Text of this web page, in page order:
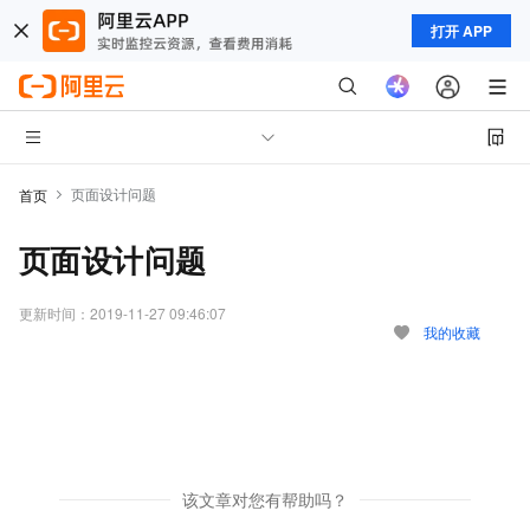
打开 APP
首页 页面设计问题
页面设计问题
更新时间： 2019-11-27 09:46:07
我的收藏
该文章对您有帮助吗？